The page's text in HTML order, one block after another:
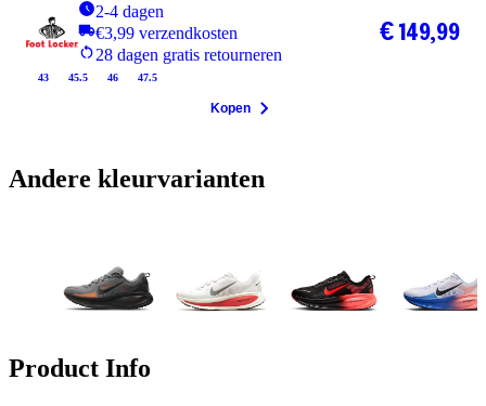
2-4 dagen
€3,99 verzendkosten
28 dagen gratis retourneren
43 45.5 46 47.5
€ 149,99
Kopen
Andere kleurvarianten
Product Info